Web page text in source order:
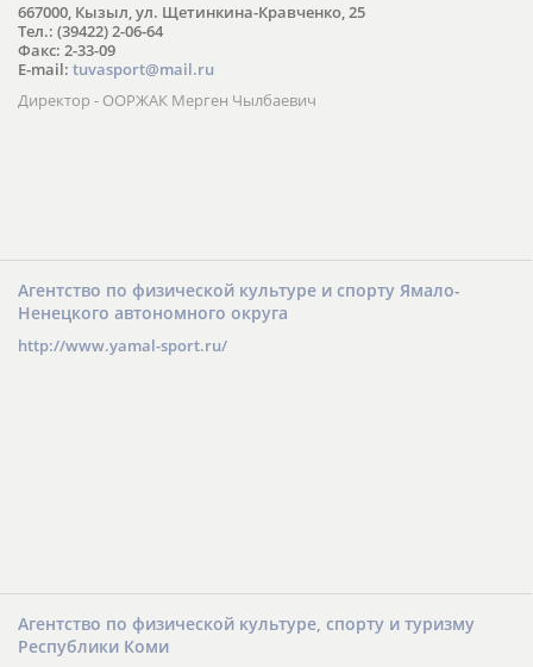
667000, Кызыл, ул. Щетинкина-Кравченко, 25
Тел.: (39422) 2-06-64
Факс: 2-33-09
E-mail: tuvasport@mail.ru
Директор - ООРЖАК Мерген Чылбаевич
Агентство по физической культуре и спорту Ямало-
Ненецкого автономного округа
http://www.yamal-sport.ru/
Агентство по физической культуре, спорту и туризму
Республики Коми